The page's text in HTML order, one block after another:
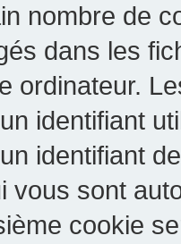
nombre de
dans les
ordinateur.
identifiant
un identifiant
vous sont
cookie